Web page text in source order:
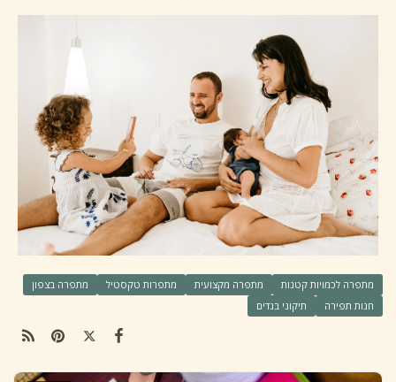
מתפרה לכמויות קטנות מתפרה מקצועית מתפרות טקסטיל
מתפרה בצפון
חנות תפירה
תיקוני בגדים